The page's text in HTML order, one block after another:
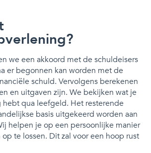
we een akkoord met de schuldeisers
er begonnen kan worden met de
schuld. Vervolgens berekenen
en uitgaven zijn. We bekijken wat je
qua leefgeld. Het resterende
basis uitgekeerd worden aan
helpen je op een persoonlijke manier
te lossen. Dit zal voor een hoop rust